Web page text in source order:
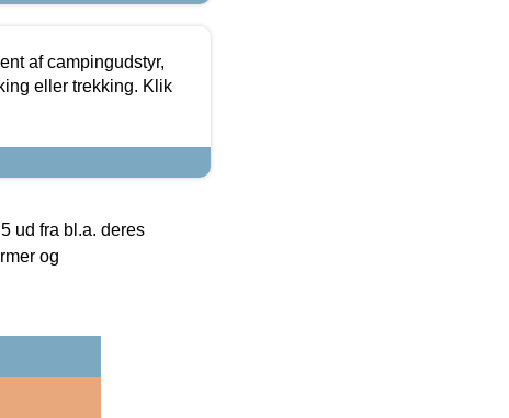
af campingudstyr,
eller trekking. Klik
ud fra bl.a. deres
og